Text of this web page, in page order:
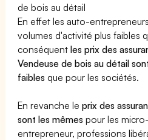
de bois au détail
En effet les auto-
volumes d'activité plus faibles
conséquentles prix des
Vendeuse de bois au détail
faibles que pour les sociétés.
En revanche leprix des
sont les mêmes pour les
entrepreneur, professions